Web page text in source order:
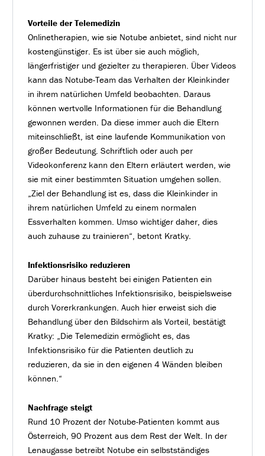
Vorteile der Telemedizin
Onlinetherapien, wie sie Notube anbietet, sind nicht nur
kostengünstiger. Es ist über sie auch möglich,
längerfristiger und gezielter zu therapieren. Über Videos
kann das Notube-Team das Verhalten der Kleinkinder
in ihrem natürlichen Umfeld beobachten. Daraus
können wertvolle Informationen für die Behandlung
gewonnen werden. Da diese immer auch die Eltern
miteinschließt, ist eine laufende Kommunikation von
großer Bedeutung. Schriftlich oder auch per
Videokonferenz kann den Eltern erläutert werden, wie
sie mit einer bestimmten Situation umgehen sollen.
„Ziel der Behandlung ist es, dass die Kleinkinder in
ihrem natürlichen Umfeld zu einem normalen
Essverhalten kommen. Umso wichtiger daher, dies
auch zuhause zu trainieren“, betont Kratky.
Infektionsrisiko reduzieren
Darüber hinaus besteht bei einigen Patienten ein
überdurchschnittliches Infektionsrisiko, beispielsweise
durch Vorerkrankungen. Auch hier erweist sich die
Behandlung über den Bildschirm als Vorteil, bestätigt
Kratky: „Die Telemedizin ermöglicht es, das
Infektionsrisiko für die Patienten deutlich zu
reduzieren, da sie in den eigenen 4 Wänden bleiben
können.“
Nachfrage steigt
Rund 10 Prozent der Notube-Patienten kommt aus
Österreich, 90 Prozent aus dem Rest der Welt. In der
Lenaugasse betreibt Notube ein selbstständiges